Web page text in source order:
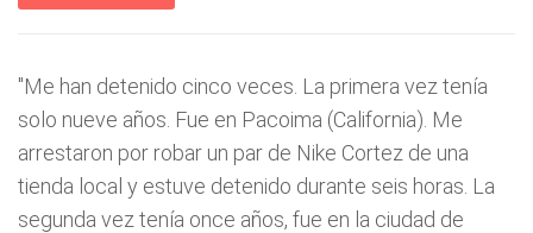
"Me han detenido cinco veces. La primera vez tenía
solo nueve años. Fue en Pacoima (California). Me
arrestaron por robar un par de Nike Cortez de una
tienda local y estuve detenido durante seis horas. La
segunda vez tenía once años, fue en la ciudad de